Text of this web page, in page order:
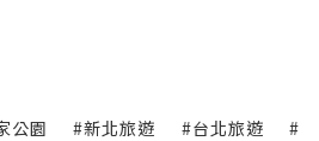
公園 #新北旅遊 #台北旅遊
#